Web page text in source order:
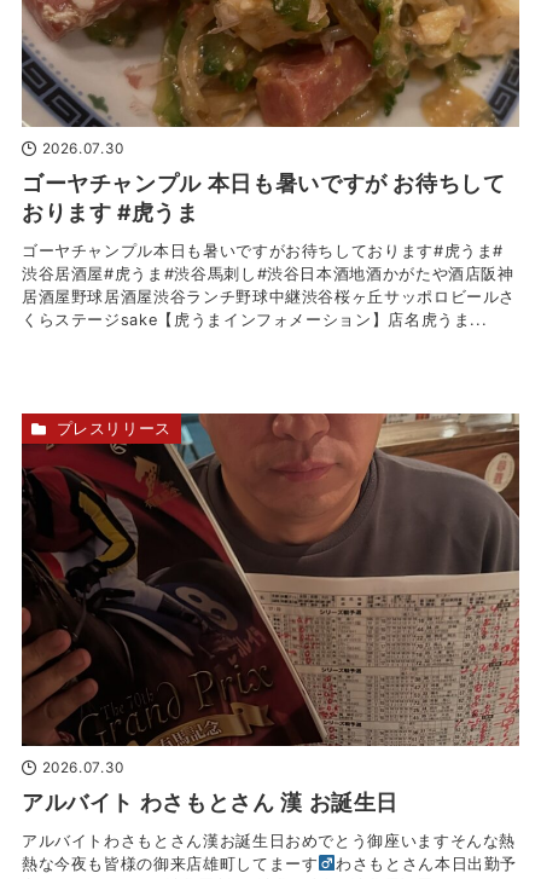
2026.07.30
ゴーヤチャンプル 本日も暑いですが お待ちして
おります #虎うま
ゴーヤチャンプル本日も暑いですがお待ちしております#虎うま#
渋谷居酒屋#虎うま#渋谷馬刺し#渋谷日本酒地酒かがたや酒店阪神
居酒屋野球居酒屋渋谷ランチ野球中継渋谷桜ヶ丘サッポロビールさ
くらステージsake【虎うまインフォメーション】店名虎うま...
2026.07.30
アルバイト わさもとさん 漢️ お誕生日
アルバイトわさもとさん漢 お誕生日おめでとう御座いますそんな熱
熱な今夜も皆様の御来店雄町してまーす‍
わさもとさん本日出勤予
プレスリリース